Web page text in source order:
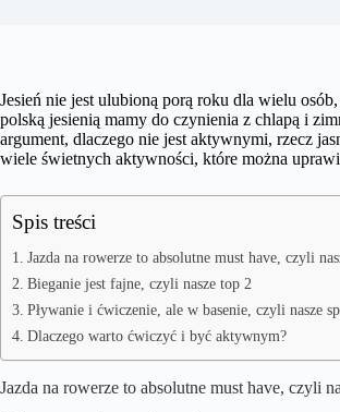
Jesień nie jest ulubioną porą roku dla wielu
polską jesienią mamy do czynienia z chlapą i
argument, dlaczego nie jest aktywnymi, rzecz
wiele świetnych aktywności, które można
Spis treści
Jazda na rowerze to absolutne must have, czyli
Bieganie jest fajne, czyli nasze top 2
Pływanie i ćwiczenie, ale w basenie, czyli nasze
Dlaczego warto ćwiczyć i być aktywnym?
Jazda na rowerze to absolutne must have, czyli